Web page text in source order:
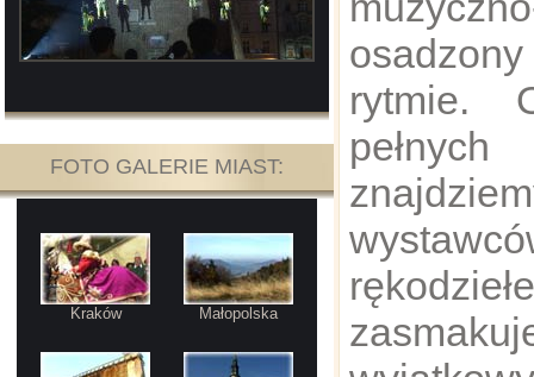
FOTO GALERIE MIAST:
Kraków Małopolska
rytmie.